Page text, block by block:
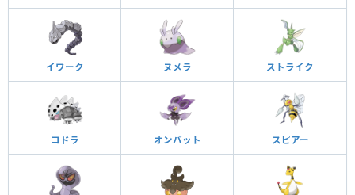
イワーク ヌメラ ストライク
コドラ オンバット スピアー